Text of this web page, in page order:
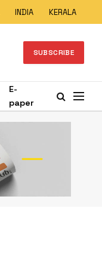
INDIA KERALA
SUBSCRIBE
E-
paper